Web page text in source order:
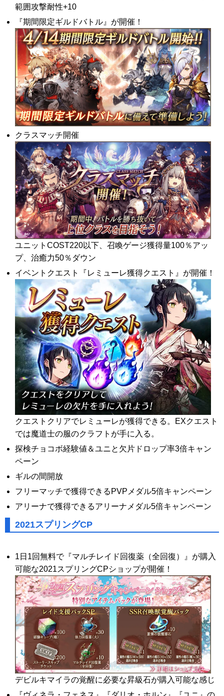
範囲攻撃耐性+10
『期間限定ギルドバトル』が開催！
クラスマッチ開催
ユニットCOST220以下、召喚ゲージ獲得量100％アッ
プ、治癒力50％ダウン
イベントクエスト『レミューレ獲得クエスト』が開催！
クエストクリアでレミューレが獲得できる。EXクエスト
では魔道士の服のクラフトが手に入る。
探検チョコボ経験値＆ユニと欠片ドロップ率3倍キャン
ペーン
ギルの間開放
フリーマッチで獲得できるPVPメダル5倍キャンペーン
アリーナで獲得できるアリーナメダル5倍キャンペーン
2021スプリングCP
1日1回無料で『マルチレイド回復薬（全回復）』が購入
可能な2021スプリングCPショップが開催！
デビルキマイラの覚醒に必要な昇級石が購入可能な感じ